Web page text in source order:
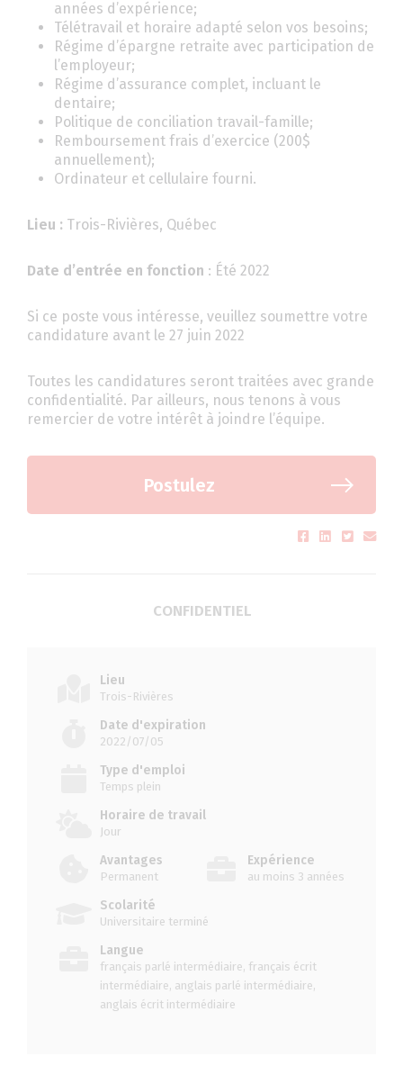
années d’expérience;
Télétravail et horaire adapté selon vos besoins;
Régime d’épargne retraite avec participation de
l’employeur;
Régime d’assurance complet, incluant le
dentaire;
Politique de conciliation travail-famille;
Remboursement frais d’exercice (200$
annuellement);
Ordinateur et cellulaire fourni.
Lieu : Trois-Rivières, Québec
Date d’entrée en fonction : Été 2022
Si ce poste vous intéresse, veuillez soumettre votre
candidature avant le 27 juin 2022
Toutes les candidatures seront traitées avec grande
confidentialité. Par ailleurs, nous tenons à vous
remercier de votre intérêt à joindre l’équipe.
Postulez
CONFIDENTIEL
Lieu
Trois-Rivières
Date d'expiration
2022/07/05
Type d'emploi
Temps plein
Horaire de travail
Jour
Avantages
Permanent
Expérience
au moins 3 années
Scolarité
Universitaire terminé
Langue
français parlé intermédiaire, français écrit
intermédiaire, anglais parlé intermédiaire,
anglais écrit intermédiaire